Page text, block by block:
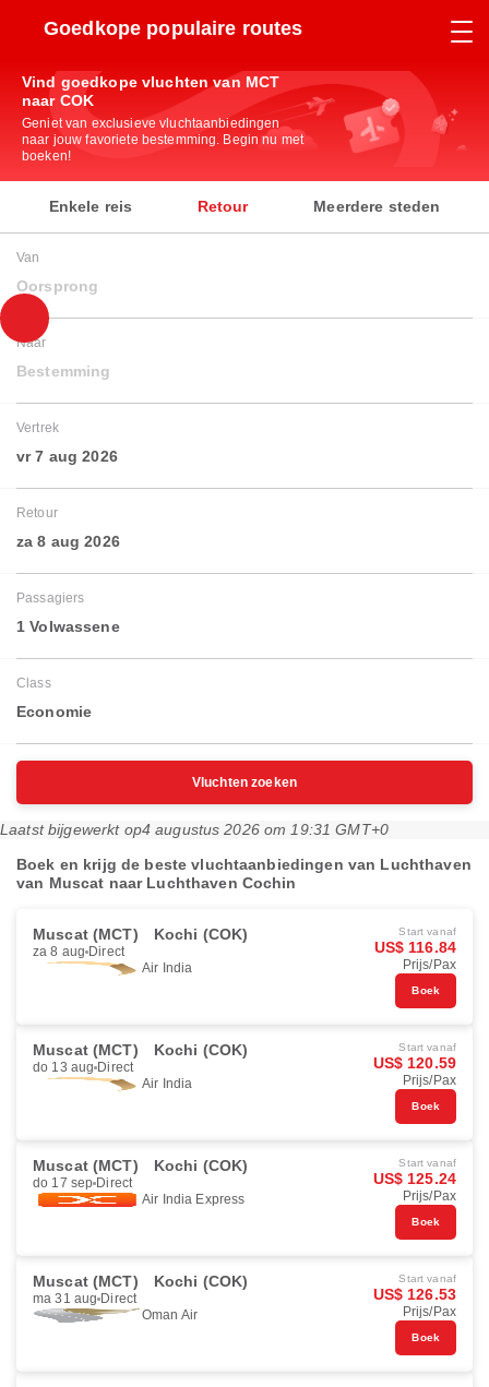
Goedkope populaire routes
Vind goedkope vluchten van MCT
naar COK
Geniet van exclusieve vluchtaanbiedingen
naar jouw favoriete bestemming. Begin nu met
boeken!
Enkele reis Retour Meerdere steden
Van
Oorsprong
Naar
Bestemming
Vertrek
vr 7 aug 2026
Retour
za 8 aug 2026
Passagiers
1 Volwassene
Class
Economie
Vluchten zoeken
Laatst bijgewerkt op4 augustus 2026 om 19:31 GMT+0
Boek en krijg de beste vluchtaanbiedingen van Luchthaven
van Muscat naar Luchthaven Cochin
Muscat (MCT) Kochi (COK)
za 8 aug Direct
Air India
Start vanaf
US$ 116.84
Prijs/Pax
Boek
Muscat (MCT) Kochi (COK)
do 13 aug Direct
Air India
Start vanaf
US$ 120.59
Prijs/Pax
Boek
Muscat (MCT) Kochi (COK)
do 17 sep Direct
Air India Express
Start vanaf
US$ 125.24
Prijs/Pax
Boek
Muscat (MCT) Kochi (COK)
ma 31 aug Direct
Oman Air
Start vanaf
US$ 126.53
Prijs/Pax
Boek